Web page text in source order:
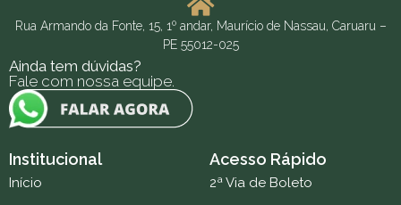
Rua Armando da Fonte, 15, 1º andar, Maurício de Nassau, Caruaru –
PE 55012-025
Ainda tem dúvidas?
Fale com nossa equipe.
Institucional
Início
Acesso Rápido
2ª Via de Boleto